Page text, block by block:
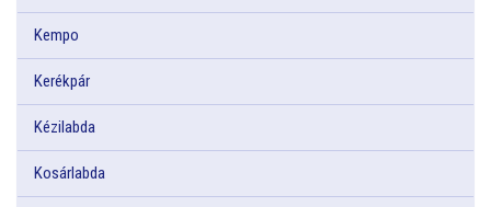
Kempo
Kerékpár
Kézilabda
Kosárlabda